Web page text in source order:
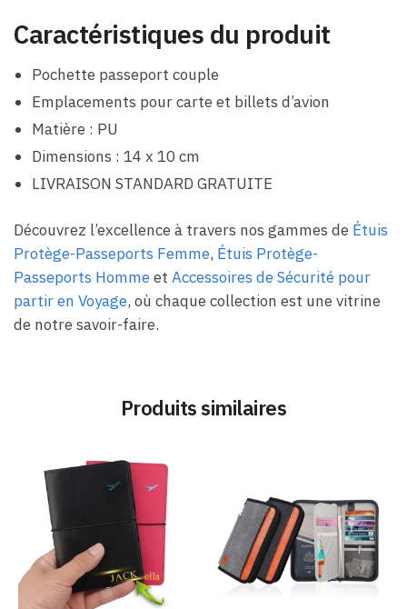
Caractéristiques du produit
Pochette passeport couple
Emplacements pour carte et billets d’avion
Matière : PU
Dimensions : 14 x 10 cm
LIVRAISON STANDARD GRATUITE
Découvrez l’excellence à travers nos gammes de Étuis
Protège-Passeports Femme, Étuis Protège-
Passeports Hommeet Accessoires de Sécurité pour
partir en Voyage, où chaque collection est une vitrine
de notre savoir-faire.
Produits similaires